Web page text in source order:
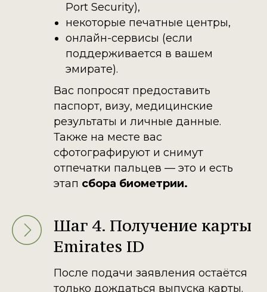
Port Security),
некоторые печатные центры,
онлайн-сервисы (если
поддерживается в вашем
эмирате).
Вас попросят предоставить
паспорт, визу, медицинские
результаты и личные данные.
Также на месте вас
сфотографируют и снимут
отпечатки пальцев — это и есть
этап сбора биометрии.
Шаг 4. Получение карты
Emirates ID
После подачи заявления остаётся
только дождаться выпуска карты.